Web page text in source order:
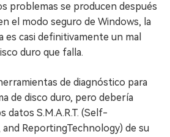
problemas se producen después
el modo seguro de Windows, la
es casi definitivamente un mal
duro que falla.
de diagnóstico para
de disco duro, pero debería
datos S.M.A.R.T. (Self-
ReportingTechnology) de su